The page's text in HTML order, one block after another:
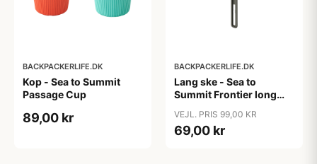
BACKPACKERLIFE.DK
Kop - Sea to Summit
Passage Cup
89,00 kr
BACKPACKERLIFE.DK
Lang ske - Sea to
Summit Frontier long
VEJL. PRIS 99,00 KR
69,00 kr